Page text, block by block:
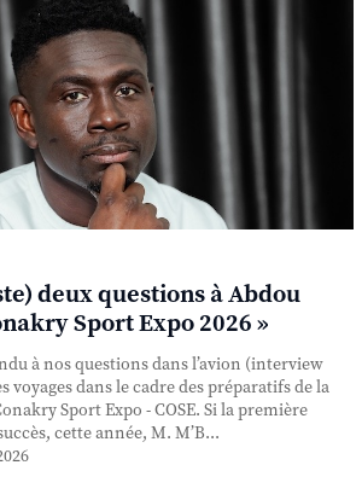
deux questions à Abdou
Sport Expo 2026 »
à nos questions dans l’avion (interview
dans le cadre des préparatifs de la
Sport Expo - COSE. Si la première
cette année, M. M’B...